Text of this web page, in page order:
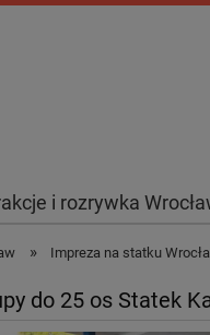
i rozrywka
» Impreza na statku
do 25 os Statek